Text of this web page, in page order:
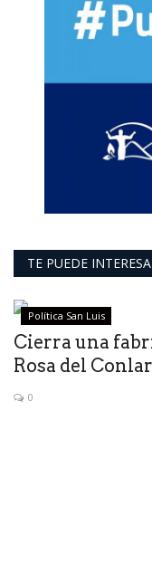
TE PUEDE
Política San Luis
Cierra una
Rosa del
0